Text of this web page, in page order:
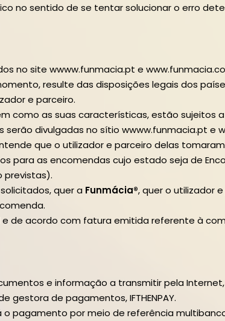
no sentido de se tentar solucionar o erro
no site wwww.funmacia.pt e
resulte das disposições legais dos
e parceiro.
como as suas características, estão sujeitos
serão divulgadas no sítio wwww.funmacia.pt e
que o utilizador e parceiro delas
para as encomendas cujo estado seja de
previstas).
quer a Funmácia®, quer o utilizador
de acordo com fatura emitida referente à
e informação a transmitir pela
de pagamentos, IFTHENPAY.
o pagamento por meio de referência